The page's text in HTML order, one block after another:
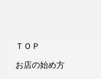
ＴＯＰ
お店の始め方